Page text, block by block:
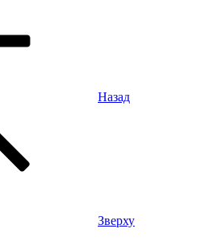
Назад
Зверху